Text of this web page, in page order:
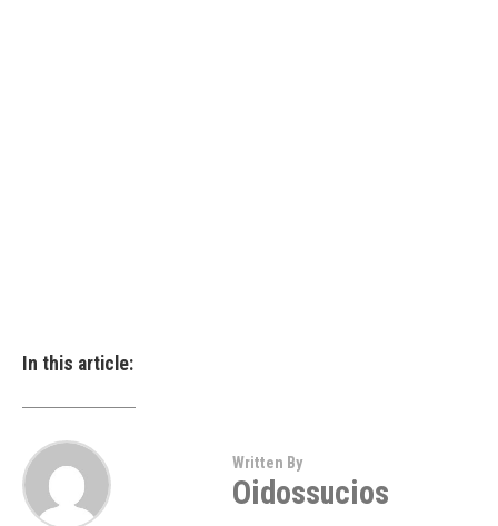
In this article:
Written By
Oidossucios